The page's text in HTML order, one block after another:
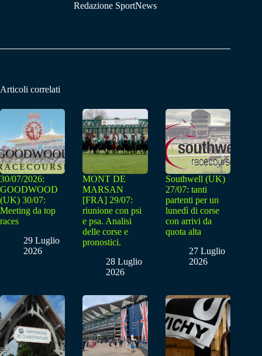
Redazione SportNews
Articoli correlati
30/07/2026:
GOODWOOD
(UK) 30/07:
Meeting da top
races
29 Luglio
2026
MONT DE
MARSAN
[FRA] 29/07:
riunione con psi
e psa. Analisi
delle corse e
pronostici.
28 Luglio
2026
Southwell (UK)
27/07: tanti
partenti per un
lunedì di corse
con arrivi da
quota alta
27 Luglio
2026